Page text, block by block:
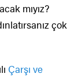
mıyız?
çok
Çarşı ve